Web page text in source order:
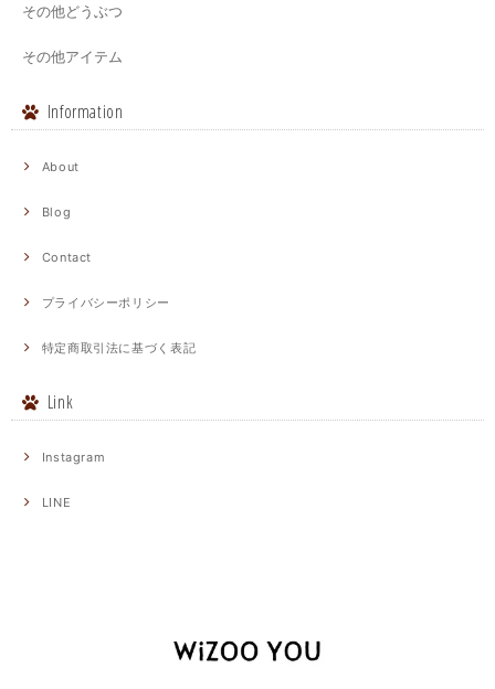
その他どうぶつ
その他アイテム
Information
About
Blog
Contact
プライバシーポリシー
特定商取引法に基づく表記
Link
Instagram
LINE